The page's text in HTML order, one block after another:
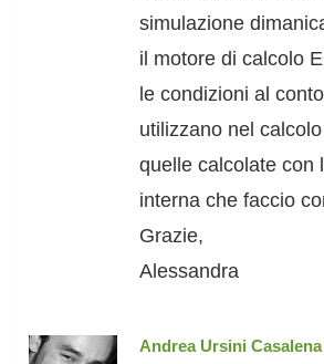
simulazione
il motore di calcolo
le condizioni al
utilizzano nel
quelle calcolate con
interna che faccio
Grazie,
Alessandra
Andrea Ursini Casalena